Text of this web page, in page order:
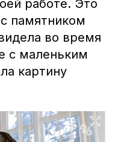
работе. Это
памятником
во время
с маленьким
картину